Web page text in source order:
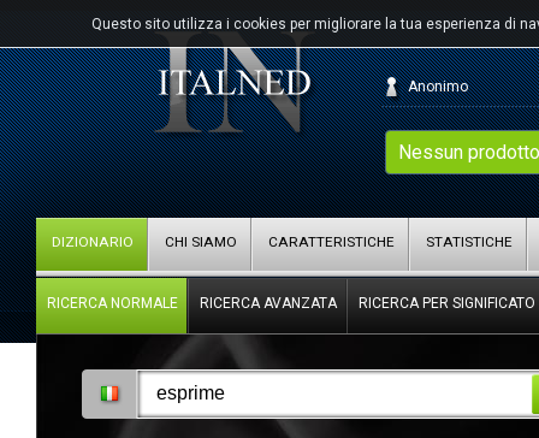
Questo sito utilizza i cookies per migliorare la tua esperienza di
Nessun
Anonimo
DIZIONARIO CHI SIAMO CARATTERISTICHE STATISTICHE
RICERCA NORMALE RICERCA AVANZATA RICERCA PER SIGNIFICATO